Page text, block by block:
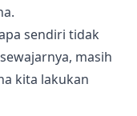
sendiri tidak
masih
kita lakukan